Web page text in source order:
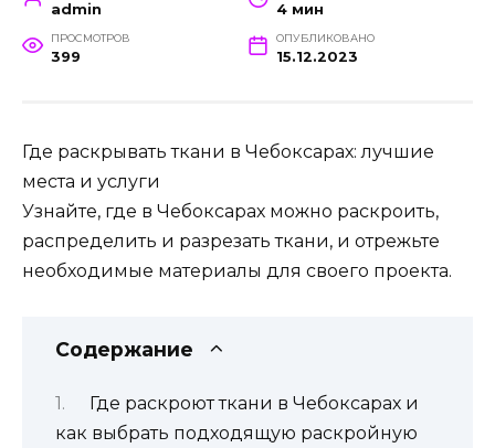
admin 4 мин
ПРОСМОТРОВ
399
ОПУБЛИКОВАНО
15.12.2023
Где раскрывать ткани в Чебоксарах: лучшие
места и услуги
Узнайте, где в Чебоксарах можно раскроить,
распределить и разрезать ткани, и отрежьте
необходимые материалы для своего проекта.
Содержание
Где раскроют ткани в Чебоксарах и
как выбрать подходящую раскройную